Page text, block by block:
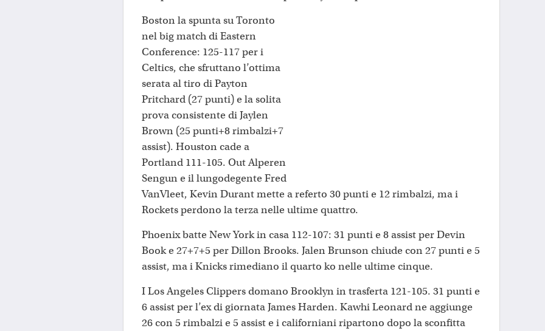
Boston la spunta su Toronto
nel big match di Eastern
Conference: 125-117 per i
Celtics, che sfruttano l’ottima
serata al tiro di Payton
Pritchard (27 punti) e la solita
prova consistente di Jaylen
Brown (25 punti+8 rimbalzi+7
assist). Houston cade a
Portland 111-105. Out Alperen
Sengun e il lungodegente Fred
VanVleet, Kevin Durant mette a referto 30 punti e 12 rimbalzi, ma i
Rockets perdono la terza nelle ultime quattro.
Phoenix batte New York in casa 112-107: 31 punti e 8 assist per Devin
Book e 27+7+5 per Dillon Brooks. Jalen Brunson chiude con 27 punti e 5
assist, ma i Knicks rimediano il quarto ko nelle ultime cinque.
I Los Angeles Clippers domano Brooklyn in trasferta 121-105. 31 punti e
6 assist per l’ex di giornata James Harden. Kawhi Leonard ne aggiunge
26 con 5 rimbalzi e 5 assist e i californiani ripartono dopo la sconfitta